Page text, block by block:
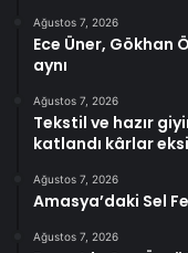
Ağustos 7, 2026
Ece Üner, Gökhan
aynı
Ağustos 7, 2026
Tekstil ve hazır
katlandı kârlar
Ağustos 7, 2026
Amasya’daki Sel
Ağustos 7, 2026